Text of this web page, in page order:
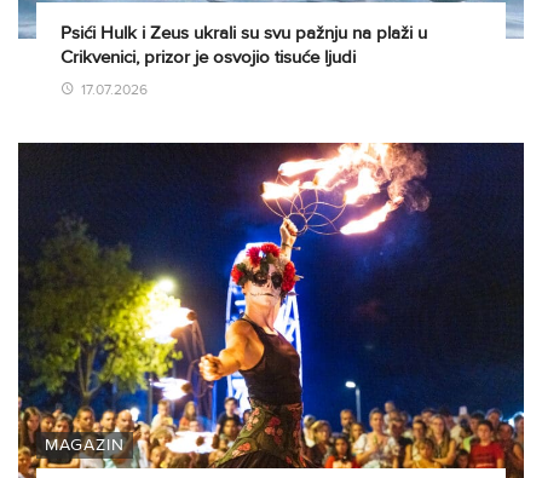
Psići Hulk i Zeus ukrali su svu pažnju na plaži u
Crikvenici, prizor je osvojio tisuće ljudi
17.07.2026
MAGAZIN